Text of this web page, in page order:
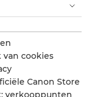
cookies
Canon Store
verkooppunten